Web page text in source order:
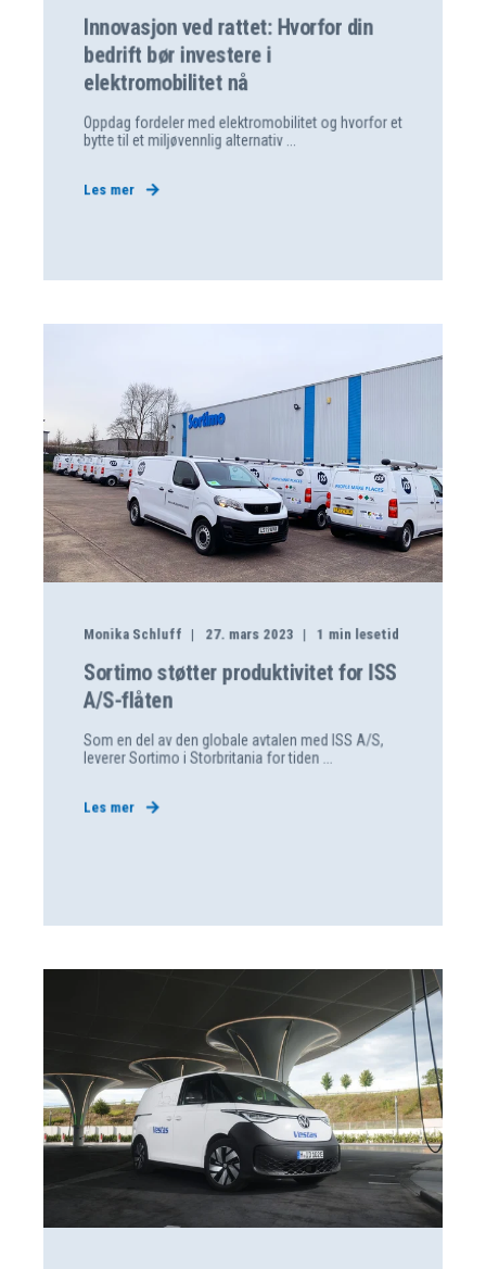
Innovasjon ved rattet: Hvorfor din
bedrift bør investere i
elektromobilitet nå
Oppdag fordeler med elektromobilitet og hvorfor et
bytte til et miljøvennlig alternativ ...
Les mer
Monika Schluff 27. mars 2023 1 min lesetid
Sortimo støtter produktivitet for ISS
A/S-flåten
Som en del av den globale avtalen med ISS A/S,
leverer Sortimo i Storbritania for tiden ...
Les mer